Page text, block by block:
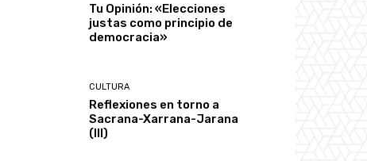
Tu Opinión: «Elecciones
justas como principio de
democracia»
CULTURA
Reflexiones en torno a
Sacrana-Xarrana-Jarana
(III)